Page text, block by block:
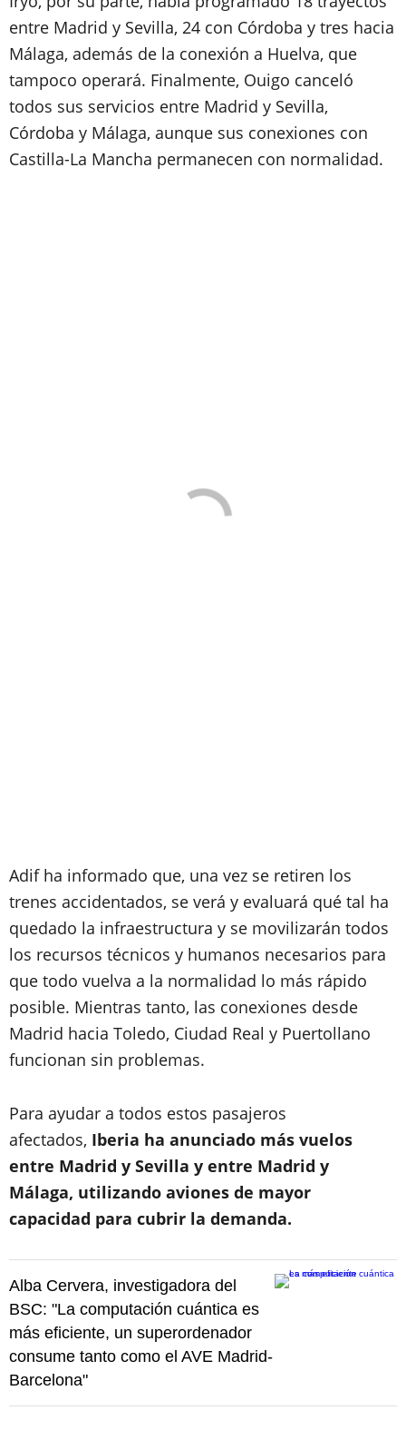
entre Madrid y Sevilla, 24 con Córdoba y tres hacia
Málaga, además de la conexión a Huelva, que
tampoco operará. Finalmente, Ouigo canceló
todos sus servicios entre Madrid y Sevilla,
Córdoba y Málaga, aunque sus conexiones con
Castilla-La Mancha permanecen con normalidad.
Adif ha informado que, una vez se retiren los
trenes accidentados, se verá y evaluará qué tal ha
quedado la infraestructura y se movilizarán todos
los recursos técnicos y humanos necesarios para
que todo vuelva a la normalidad lo más rápido
posible. Mientras tanto, las conexiones desde
Madrid hacia Toledo, Ciudad Real y Puertollano
funcionan sin problemas.
Para ayudar a todos estos pasajeros
afectados, Iberia ha anunciado más vuelos
entre Madrid y Sevilla y entre Madrid y
Málaga, utilizando aviones de mayor
capacidad para cubrir la demanda.
Alba Cervera, investigadora del
BSC: "La computación cuántica es
más eficiente, un superordenador
consume tanto como el AVE Madrid-
Barcelona"